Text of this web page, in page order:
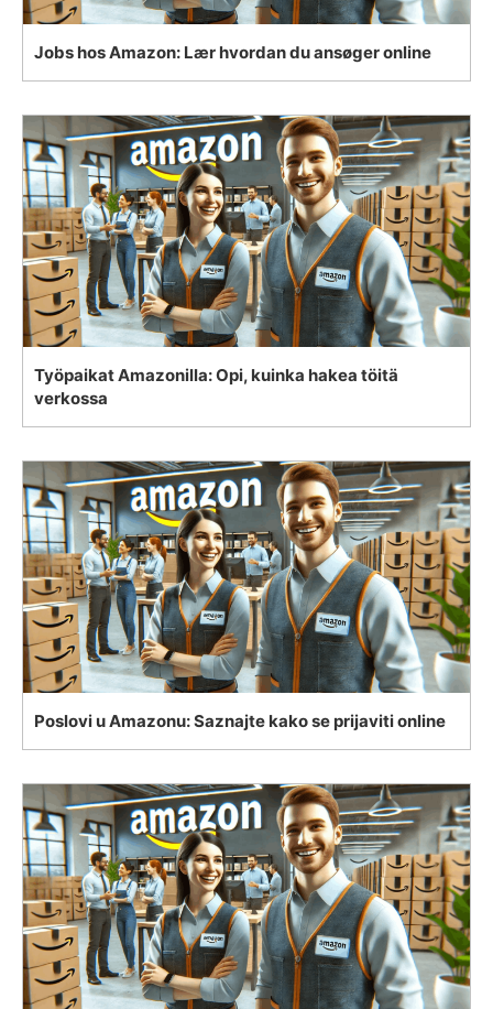
Jobs hos Amazon: Lær hvordan du ansøger online
Työpaikat Amazonilla: Opi, kuinka hakea töitä
verkossa
Poslovi u Amazonu: Saznajte kako se prijaviti online